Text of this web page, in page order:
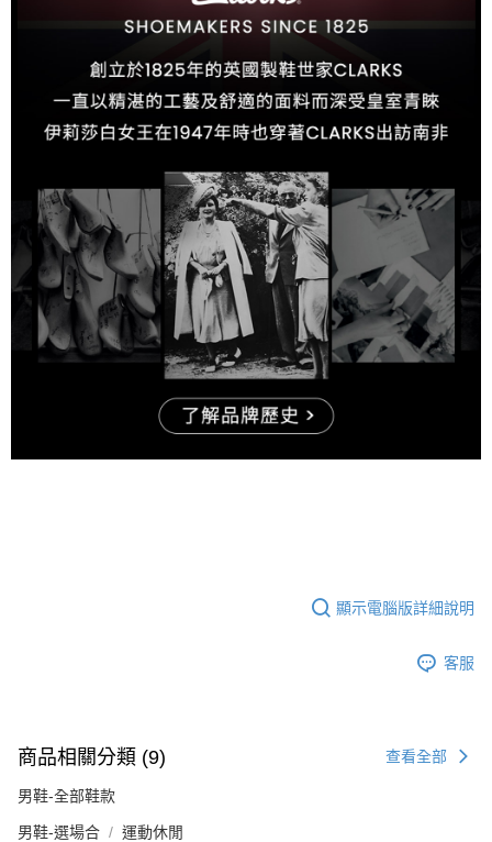
顯示電腦版詳細說明
客服
商品相關分類 (9) 查看全部
男鞋-全部鞋款
男鞋-選場合 運動休閒